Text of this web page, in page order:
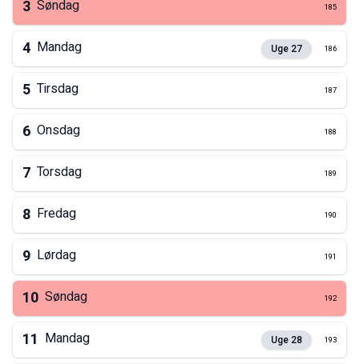
3 Søndag 185
4 Mandag Uge 27 186
5 Tirsdag 187
6 Onsdag 188
7 Torsdag 189
8 Fredag 190
9 Lørdag 191
10 Søndag 192
11 Mandag Uge 28 193